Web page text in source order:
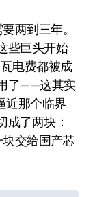
两到三年。
些巨头开始
电费都被成
了——这其实
近那个临界
成了两块：
交给国产芯